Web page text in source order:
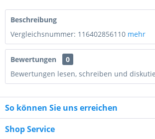
Beschreibung
Vergleichsnummer: 116402856110 mehr
Bewertungen
0
Bewertungen lesen, schreiben und
So können Sie uns erreichen
Shop Service